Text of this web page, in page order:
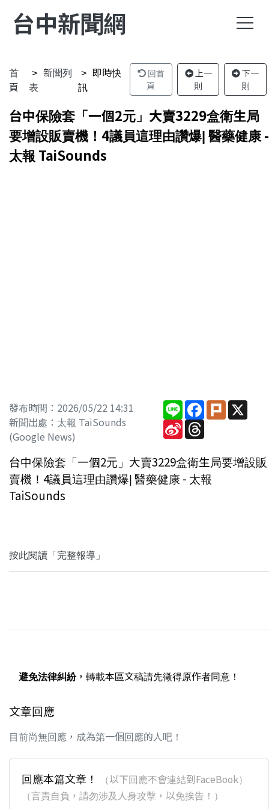
台中新聞網
首
頁
新聞列
表
即時快
訊
回首
頁
上一
則
下一
則
台中保險套「一個2元」大賣3229盒衛生局
要增設販賣機！4議員這理由讚爆| 醫藥健康 -
太報 TaiSounds
發布時間：2026/05/22 14:31
新聞出處：太報 TaiSounds
(Google News)
Line Facebook
Plurk
Sina
Weibo
Threads
台中保險套「一個2元」大賣3229盒衛生局要增設販
賣機！4議員這理由讚爆| 醫藥健康 - 太報
TaiSounds
按此閱讀「完整報導」
避免法律糾紛，轉載本區文稿請先徵得原作者同意！
文章回應
目前尚無回應，成為第一個回應的人吧！
回應本篇文章！
（以下回應不會連結到FaceBook）
（言責自負，請勿涉及人身攻擊，以免挨告！）